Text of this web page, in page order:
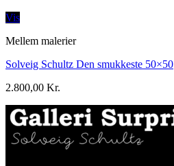
Vis
Mellem malerier
Solveig Schultz Den smukkeste 50×50
2.800,00 Kr.